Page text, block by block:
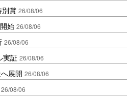
別賞 26/08/06
始 26/08/06
26/08/06
実証 26/08/06
展開 26/08/06
26/08/06